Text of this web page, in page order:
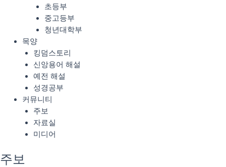
초등부
중고등부
청년대학부
목양
킹덤스토리
신앙용어 해설
예전 해설
성경공부
커뮤니티
주보
자료실
미디어
주보